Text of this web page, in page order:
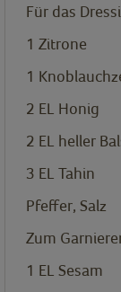
Für das
1 Zitrone
1
2 EL Honig
2 EL heller
3 EL Tahin
Pfeffer, Salz
Zum
1 EL Sesam